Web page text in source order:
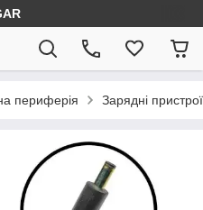
периферія Зарядні